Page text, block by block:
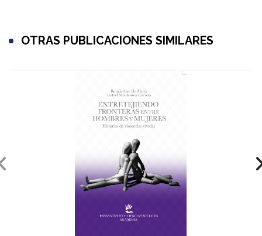
OTRAS PUBLICACIONES SIMILARES